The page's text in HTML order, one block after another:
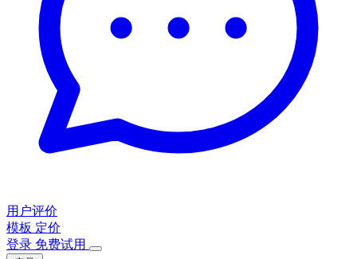
用户评价
模板 定价
登录 免费试用